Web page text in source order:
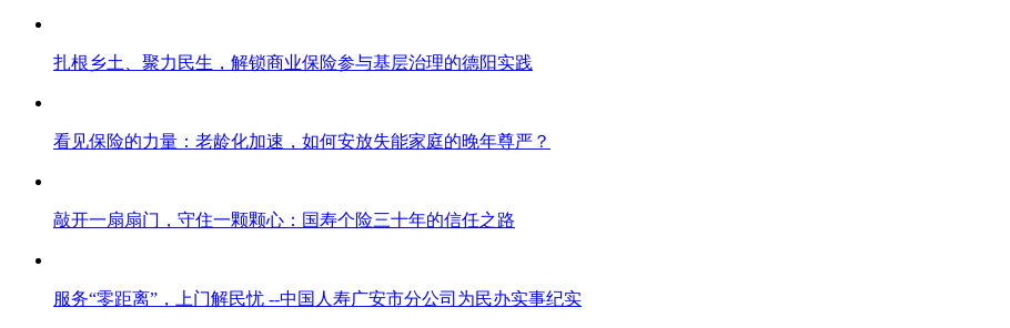
扎根乡土、聚力民生，解锁商业保险参与基层治理的德阳实践
看见保险的力量：老龄化加速，如何安放失能家庭的晚年尊严？
敲开一扇扇门，守住一颗颗心：国寿个险三十年的信任之路
服务“零距离”，上门解民忧 --中国人寿广安市分公司为民办实事纪实